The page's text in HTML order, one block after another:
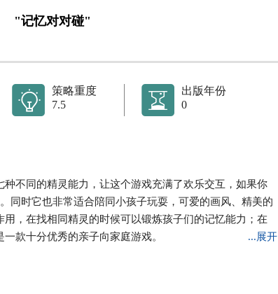
"记忆对对碰"
策略重度
7.5
出版年份
0
不同的精灵能力，让这个游戏充满了欢乐交互，如果你
同时它也非常适合陪同小孩子玩耍，可爱的画风、精美的
，在找相同精灵的时候可以锻炼孩子们的记忆能力；在
款十分优秀的亲子向家庭游戏。
...展开